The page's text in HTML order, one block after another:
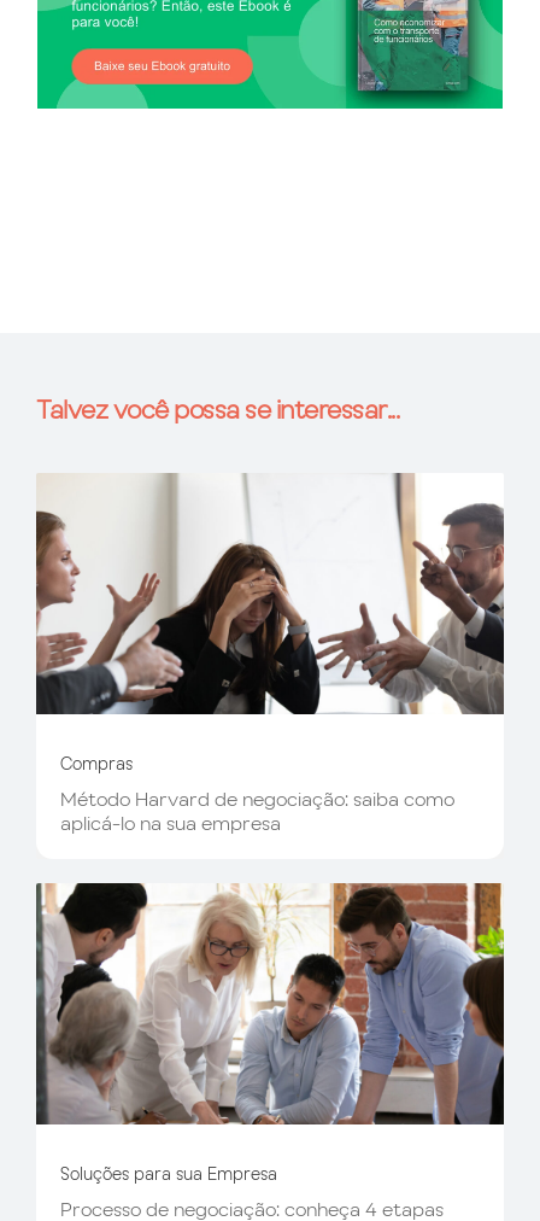
Talvez você possa se interessar...
Compras
Método Harvard de negociação: saiba como
aplicá-lo na sua empresa
Soluções para sua Empresa
Processo de negociação: conheça 4 etapas